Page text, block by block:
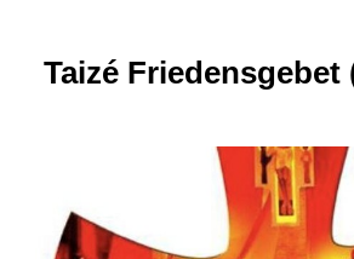
Taizé Friedensgebet